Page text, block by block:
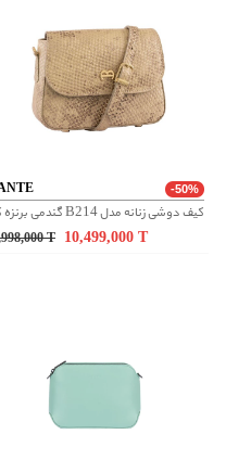
MANTE -50%
کیف دوشی زنانه مدل B214 گندمی برنزه کدر
20,998,000 T 10,499,000